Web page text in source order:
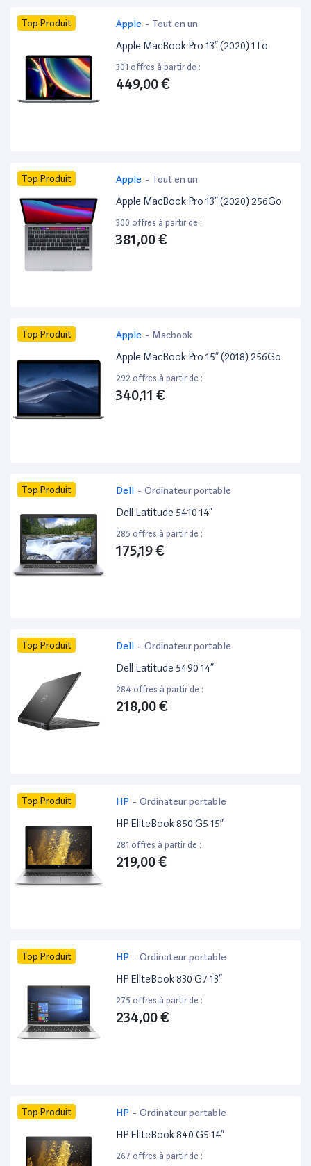
Top Produit Apple - Tout en un
Apple MacBook Pro 13” (2020) 1To
301 offres à partir de :
449,00 €
Top Produit Apple - Tout en un
Apple MacBook Pro 13” (2020) 256Go
300 offres à partir de :
381,00 €
Top Produit Apple - Macbook
Apple MacBook Pro 15” (2018) 256Go
292 offres à partir de :
340,11 €
Top Produit Dell - Ordinateur portable
Dell Latitude 5410 14”
285 offres à partir de :
175,19 €
Top Produit Dell - Ordinateur portable
Dell Latitude 5490 14”
284 offres à partir de :
218,00 €
Top Produit HP - Ordinateur portable
HP EliteBook 850 G5 15”
281 offres à partir de :
219,00 €
Top Produit HP - Ordinateur portable
HP EliteBook 830 G7 13”
275 offres à partir de :
234,00 €
Top Produit HP - Ordinateur portable
HP EliteBook 840 G5 14”
267 offres à partir de :